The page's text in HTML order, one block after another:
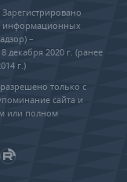
информационных
–
2020 г. (ранее
г.)
только с
сайта и
или полном